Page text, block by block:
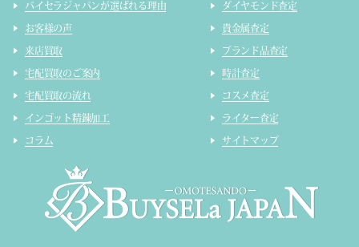
バイセラジャパンが選ばれる理由
お客様の声
来店買取
宅配買取のご案内
宅配買取の流れ
インゴット精錬加工
コラム
ダイヤモンド査定
貴金属査定
ブランド品査定
時計査定
コスメ査定
ライター査定
サイトマップ